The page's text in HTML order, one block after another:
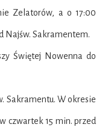
Zelatorów, a o 17:00
Najśw. Sakramentem.
Świętej Nowenna do
Sakramentu. W okresie
czwartek 15 min. przed